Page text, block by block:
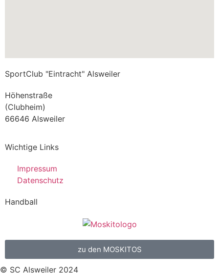
SportClub "Eintracht" Alsweiler
Höhenstraße
(Clubheim)
66646 Alsweiler
Wichtige Links
Impressum
Datenschutz
Handball
zu den MOSKITOS
© SC Alsweiler 2024